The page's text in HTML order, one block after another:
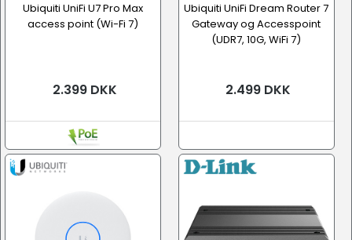
Ubiquiti UniFi U7 Pro Max
access point (Wi-Fi 7)
2.399 DKK
Ubiquiti UniFi Dream Router 7
Gateway og Accesspoint
(UDR7, 10G, WiFi 7)
2.499 DKK